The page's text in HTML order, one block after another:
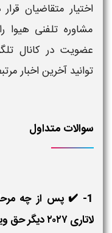
اختیار متقاضیان
مشاوره تلفنی هیوا
عضویت در کانال
توانید آخرین اخبار
سوالات متداول
1- ✔️ پس از چه
لاتاری ۲۰۲۷ دیگر حق ویرایش ثبت نام خود را ندارند؟